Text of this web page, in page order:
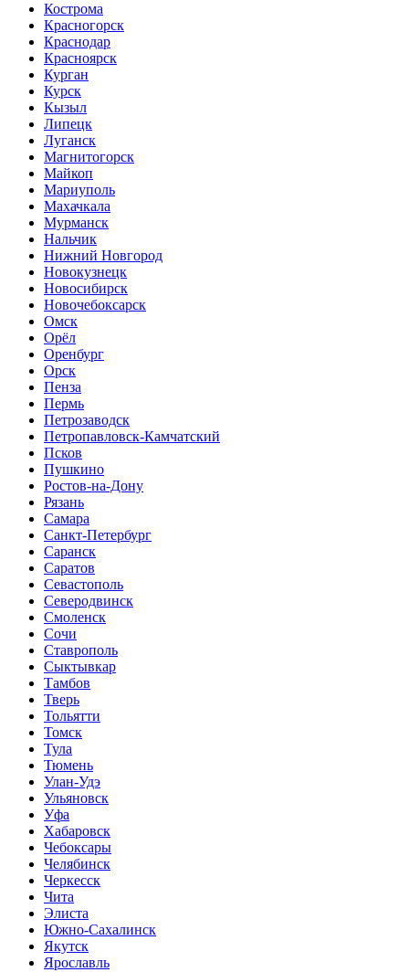
Кострома
Красногорск
Краснодар
Красноярск
Курган
Курск
Кызыл
Липецк
Луганск
Магнитогорск
Майкоп
Мариуполь
Махачкала
Мурманск
Нальчик
Нижний Новгород
Новокузнецк
Новосибирск
Новочебоксарск
Омск
Орёл
Оренбург
Орск
Пенза
Пермь
Петрозаводск
Петропавловск-Камчатский
Псков
Пушкино
Ростов-на-Дону
Рязань
Самара
Санкт-Петербург
Саранск
Саратов
Севастополь
Северодвинск
Смоленск
Сочи
Ставрополь
Сыктывкар
Тамбов
Тверь
Тольятти
Томск
Тула
Тюмень
Улан-Удэ
Ульяновск
Уфа
Хабаровск
Чебоксары
Челябинск
Черкесск
Чита
Элиста
Южно-Сахалинск
Якутск
Ярославль